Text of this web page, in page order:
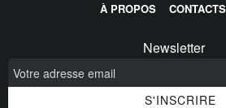
À PROPOS CONTACTS
Newsletter